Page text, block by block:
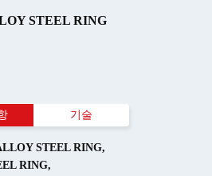
STEEL RING
기술
STEEL RING,
RING,